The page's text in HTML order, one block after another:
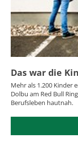
Das war die
Mehr als 1.200 Kinder
Dolbu am Red Bull
Berufsleben hautnah.